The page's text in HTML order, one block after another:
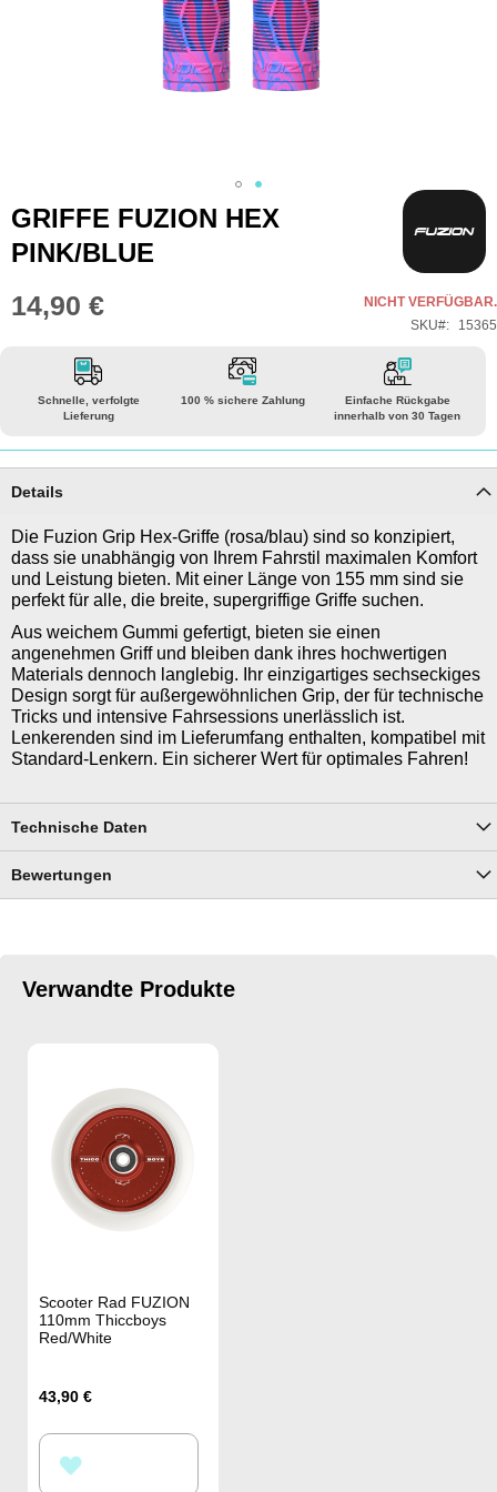
Zum
Anfang
der
Bildgalerie
springen
GRIFFE FUZION HEX
PINK/BLUE
14,90 €
NICHT VERFÜGBAR.
SKU
15365
Schnelle, verfolgte
Lieferung
100 % sichere Zahlung
Einfache Rückgabe
innerhalb von 30 Tagen
Details
Die Fuzion Grip Hex-Griffe (rosa/blau) sind so konzipiert,
dass sie unabhängig von Ihrem Fahrstil maximalen Komfort
und Leistung bieten. Mit einer Länge von 155 mm sind sie
perfekt für alle, die breite, supergriffige Griffe suchen.
Aus weichem Gummi gefertigt, bieten sie einen
angenehmen Griff und bleiben dank ihres hochwertigen
Materials dennoch langlebig. Ihr einzigartiges sechseckiges
Design sorgt für außergewöhnlichen Grip, der für technische
Tricks und intensive Fahrsessions unerlässlich ist.
Lenkerenden sind im Lieferumfang enthalten, kompatibel mit
Standard-Lenkern. Ein sicherer Wert für optimales Fahren!
Technische Daten
Bewertungen
Verwandte Produkte
Scooter Rad FUZION
110mm Thiccboys
Red/White
43,90 €